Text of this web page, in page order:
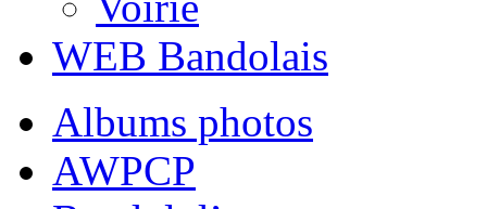
WEB Bandolais
Albums photos
AWPCP